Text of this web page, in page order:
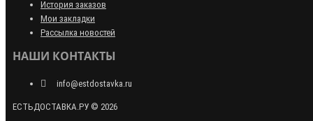
История заказов
Мои закладки
Рассылка новостей
НАШИ КОНТАКТЫ
info@estdostavka.ru
ЕСТЬДОСТАВКА.РУ © 2026